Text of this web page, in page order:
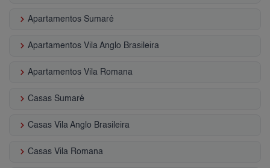
keyboard_arrow_right Apartamentos Sumaré
keyboard_arrow_right Apartamentos Vila Anglo Brasileira
keyboard_arrow_right Apartamentos Vila Romana
keyboard_arrow_right Casas Sumaré
keyboard_arrow_right Casas Vila Anglo Brasileira
keyboard_arrow_right Casas Vila Romana